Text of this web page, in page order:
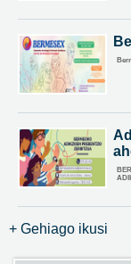
+ Gehiago ikusi